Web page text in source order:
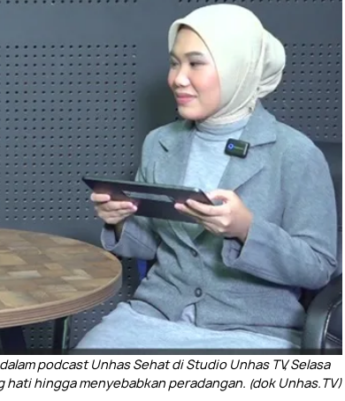
podcast Unhas Sehat di Studio Unhas TV, Selasa
hingga menyebabkan peradangan. (dok Unhas.TV)